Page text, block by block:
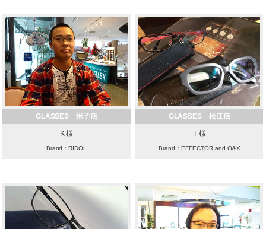
GLASSES 米子店
K 様
Brand：RIDOL
GLASSES 松江店
T 様
Brand：EFFECTOR and O&X